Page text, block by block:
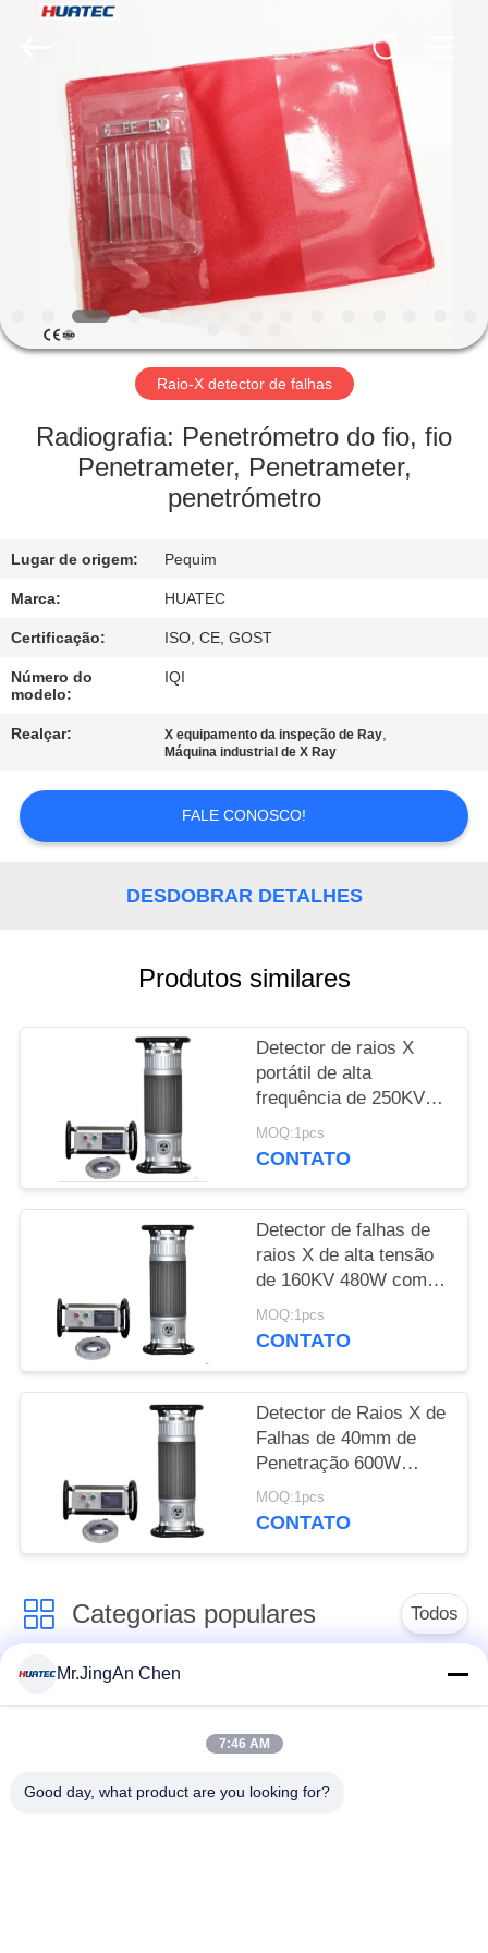
CASA
PRODUTOS
SOBRE
EXCURSÃO
FÁBRICA
CONTROLE
QUALIDADE
CONTACTE-
NOS
PEÇA
CITAÇÕES
PRIVACY
HUATEC
Raio-X detector de falhas
Radiografia: Penetrómetro do fio, fio
Penetrameter, Penetrameter,
penetrómetro
Lugar de origem: Pequim
Marca: HUATEC
Certificação: ISO, CE, GOST
Número do
modelo:
IQI
Realçar: X equipamento da inspeção de Ray,
Máquina industrial de X Ray
FALE CONOSCO!
DESDOBRAR DETALHES
Produtos similares
Detector de raios X
portátil de alta
frequência de 250KV
com penetração de
50mm
MOQ:1pcs
CONTATO
Detector de falhas de
raios X de alta tensão
de 160KV 480W com
penetração de 22 mm
MOQ:1pcs
CONTATO
Detector de Raios X de
Falhas de 40mm de
Penetração 600W
200KV de Alta Tensão
MOQ:1pcs
CONTATO
Categorias populares Todos
Ultrasonic detector
medição de
espessura
Revestimento de
Mr.JingAn Chen
7:46 AM
Good day, what product are you looking for?